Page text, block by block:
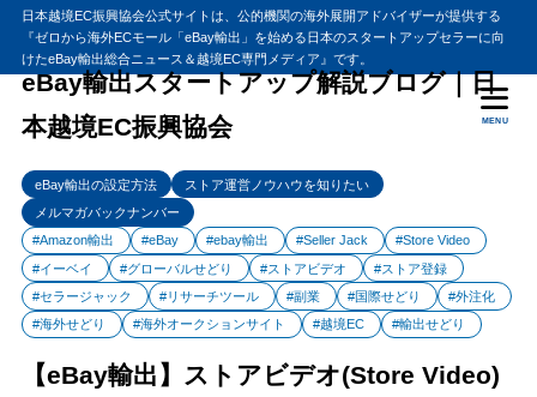
日本越境EC振興協会公式サイトは、公的機関の海外展開アドバイザーが提供する
『ゼロから海外ECモール「eBay輸出」を始める日本のスタートアップセラーに向
けたeBay輸出総合ニュース＆越境EC専門メディア』です。
eBay輸出スタートアップ解説ブログ｜日
本越境EC振興協会
MENU
eBay輸出の設定方法
ストア運営ノウハウを知りたい
メルマガバックナンバー
#Amazon輸出
#eBay #ebay輸出 #Seller Jack
#Store Video
#イーベイ
#グローバルせどり #ストアビデオ
#ストア登録
#セラージャック
#リサーチツール #副業 #国際せどり
#外注化
#海外せどり
#海外オークションサイト #越境EC #輸出せどり
【eBay輸出】ストアビデオ(Store Video)
目次
1 【eBay輸出】ストアビデオ(Store Video)を設定する方法
1.2 eBayストアに動画をアップロードする方法
1.2.1 サンプル動画
1.3 ストアビデオ(Store Video)を設定する注意点
2 まとめ